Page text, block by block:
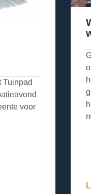
Tuinpad
voor